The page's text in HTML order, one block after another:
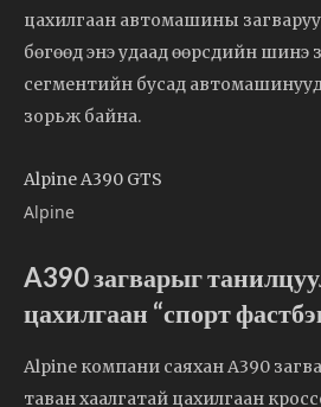
цахилгаан автомашины
бөгөөд энэ удаад өөрсдийн шинэ
сегментийн бусад
зорьж байна.
Alpine A390 GTS
Alpine
A390 загварыг
цахилгаан “спорт
Alpine компани саяхан A390
таван хаалгатай цахилгаан